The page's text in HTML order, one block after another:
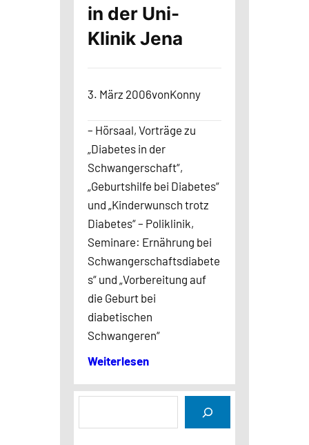
in der Uni-
Klinik Jena
3. März 2006vonKonny
– Hörsaal, Vorträge zu
„Diabetes in der
Schwangerschaft“,
„Geburtshilfe bei Diabetes“
und „Kinderwunsch trotz
Diabetes“ – Poliklinik,
Seminare: Ernährung bei
Schwangerschaftsdiabete
s“ und „Vorbereitung auf
die Geburt bei
diabetischen
Schwangeren“
Weiterlesen